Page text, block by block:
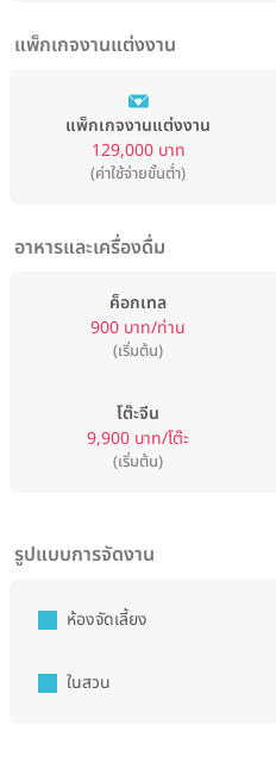
แพ็กเกจงานแต่งงาน
แพ็กเกจงานแต่งงาน
129,000 บาท
(ค่าใช้จ่ายขั้นต่ำ)
อาหารและเครื่องดื่ม
ค็อกเทล
900 บาท/ท่าน
(เริ่มต้น)
โต๊ะจีน
9,900 บาท/โต๊ะ
(เริ่มต้น)
รูปแบบการจัดงาน
ห้องจัดเลี้ยง
ในสวน